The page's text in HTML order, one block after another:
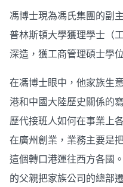
馮博士現為馮氏集團的副
普林斯頓大學獲理學士（
深造，獲工商管理碩士學
在馮博士眼中，他家族生
港和中國大陸歷史關係的
歷代接班人如何在事業上
在廣州創業，業務主要是
這個轉口港運往西方各國
的父親把家族公司的總部